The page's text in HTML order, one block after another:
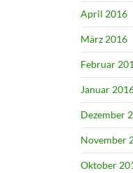
April 2016
März 2016
Februar
Januar
Dezember
November
Oktober